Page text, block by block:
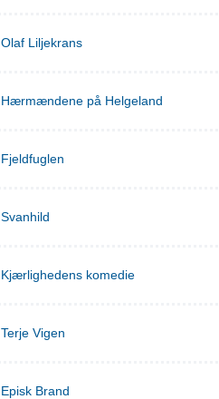
Olaf Liljekrans
Hærmændene på Helgeland
Fjeldfuglen
Svanhild
Kjærlighedens komedie
Terje Vigen
Episk Brand